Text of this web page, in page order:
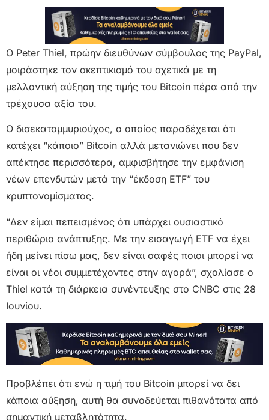
Ο Peter Thiel, πρώην διευθύνων σύμβουλος της PayPal,
μοιράστηκε τον σκεπτικισμό του σχετικά με τη
μελλοντική αύξηση της τιμής του Bitcoin πέρα από την
τρέχουσα αξία του.
Ο δισεκατομμυριούχος, ο οποίος παραδέχεται ότι
κατέχει “κάποιο” Bitcoin αλλά μετανιώνει που δεν
απέκτησε περισσότερα, αμφισβήτησε την εμφάνιση
νέων επενδυτών μετά την “έκδοση ETF” του
κρυπτονομίσματος.
“Δεν είμαι πεπεισμένος ότι υπάρχει ουσιαστικό
περιθώριο ανάπτυξης. Με την εισαγωγή ETF να έχει
ήδη μείνει πίσω μας, δεν είναι σαφές ποιοι μπορεί να
είναι οι νέοι συμμετέχοντες στην αγορά”, σχολίασε ο
Thiel κατά τη διάρκεια συνέντευξης στο CNBC στις 28
Ιουνίου.
Προβλέπει ότι ενώ η τιμή του Bitcoin μπορεί να δει
κάποια αύξηση, αυτή θα συνοδεύεται πιθανότατα από
σημαντική μεταβλητότητα.